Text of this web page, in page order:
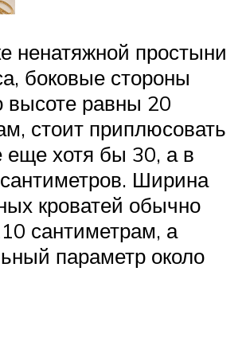
ненатяжной простыни
боковые стороны
высоте равны 20
стоит приплюсовать
еще хотя бы 30, а в
Ширина
кроватей обычно
сантиметрам, а
параметр около